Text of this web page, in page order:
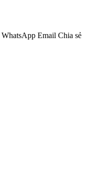
WhatsApp Email Chia sẻ